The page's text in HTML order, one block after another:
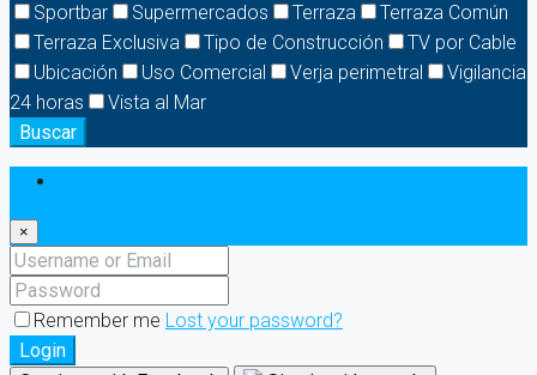
Sportbar
Supermercados Terraza
Terraza Común
Terraza Exclusiva
Tipo de Construcción
TV por Cable
Ubicación
Uso Comercial Verja perimetral
Vigilancia
24 horas
Vista al Mar
Buscar
×
Remember me Lost your password?
Login